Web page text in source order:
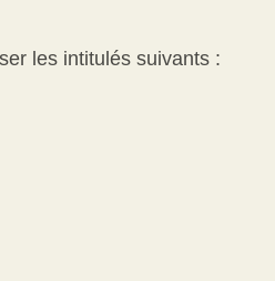
les intitulés suivants :